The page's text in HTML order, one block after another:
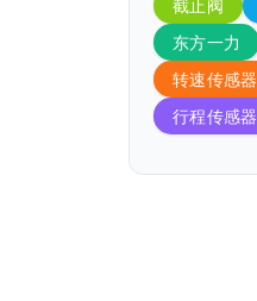
截止阀
东方一力
转速传感器
行程传感器